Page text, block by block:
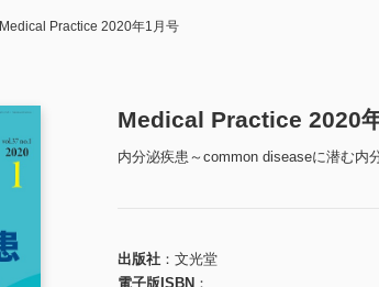
Medical Practice 2020年1月号
Medical Practice 2020
内分泌疾患～common diseaseに潜む内
出版社
文光堂
電子版ISBN